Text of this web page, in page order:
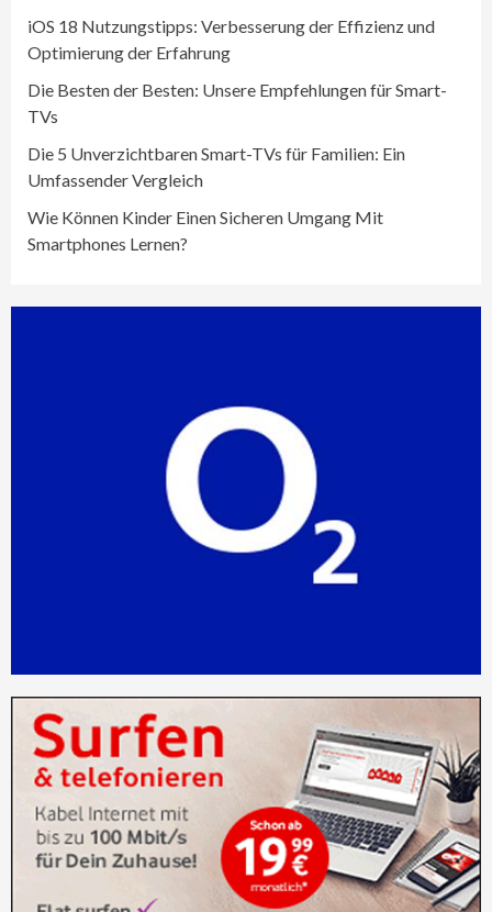
iOS 18 Nutzungstipps: Verbesserung der Effizienz und
Optimierung der Erfahrung
Die Besten der Besten: Unsere Empfehlungen für Smart-
TVs
Die 5 Unverzichtbaren Smart-TVs für Familien: Ein
Umfassender Vergleich
Wie Können Kinder Einen Sicheren Umgang Mit
Smartphones Lernen?